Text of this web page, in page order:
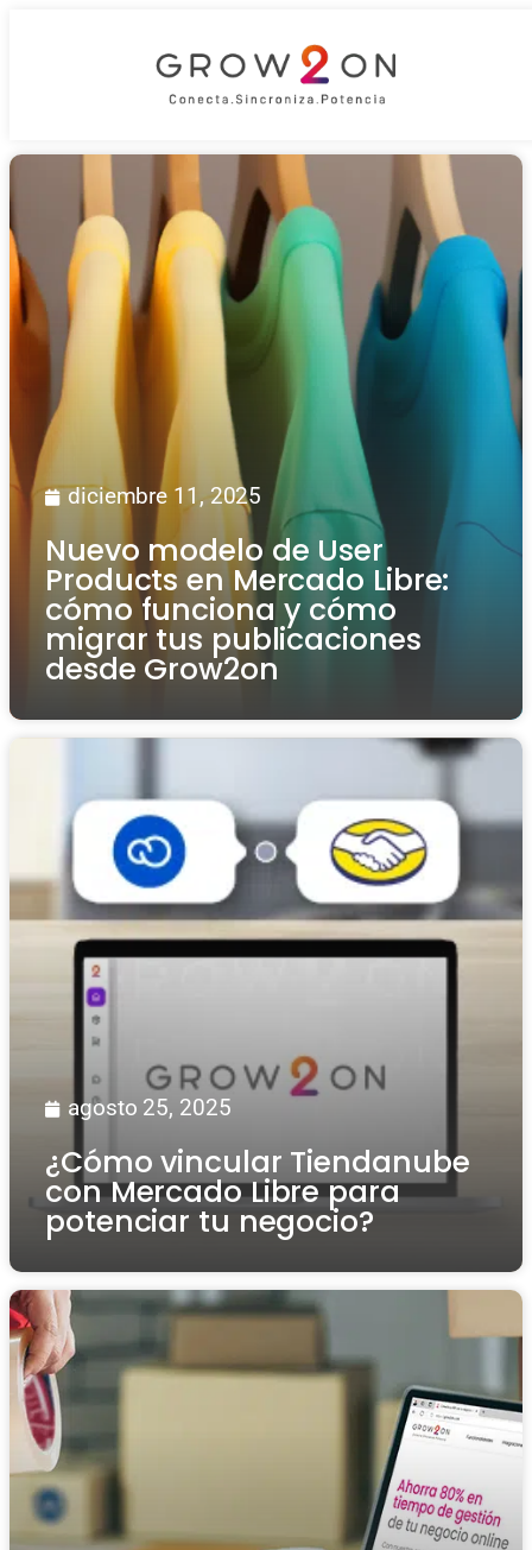
diciembre 11, 2025
Nuevo modelo de User
Products en Mercado Libre:
cómo funciona y cómo
migrar tus publicaciones
desde Grow2on
agosto 25, 2025
¿Cómo vincular Tiendanube
con Mercado Libre para
potenciar tu negocio?